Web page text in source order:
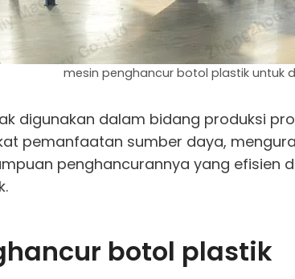
mesin penghancur botol plastik untuk
digunakan dalam bidang produksi
pemanfaatan sumber daya,
penghancurannya yang efisien
botol plastik